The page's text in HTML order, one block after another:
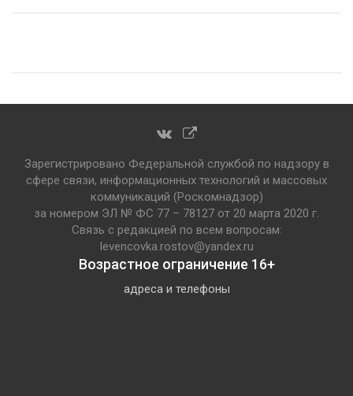
Зарегистрировано Федеральной службой по надзору в
сфере связи, информационных технологий и массовых
коммуникаций (Роскомнадзор)
за номером ЭЛ № ФС 77 – 78127 от 20 марта 2020 г.
Связь с редакцией по всем вопросам:
levencovka.rostov@yandex.ru
Возрастное ограничение 16+
адреса и телефоны